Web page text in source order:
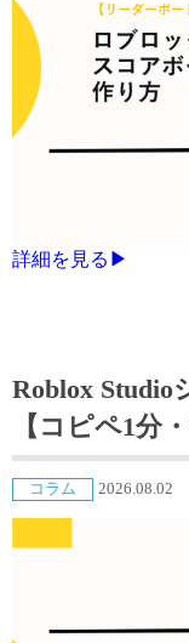
詳細を見る▶
Roblox
【コピペ1分
コラム 2026.08.02